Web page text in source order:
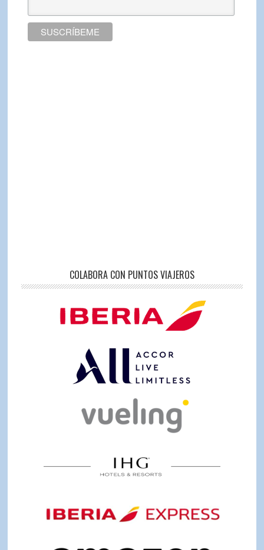
COLABORA CON PUNTOS VIAJEROS